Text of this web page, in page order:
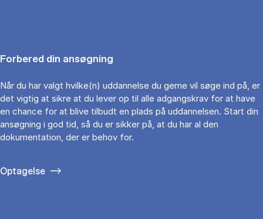
Forbered din ansøgning
Når du har valgt hvilke(n) uddannelse du gerne vil søge ind på, er
det vigtig at sikre at du lever op til alle adgangskrav for at have
en chance for at blive tilbudt en plads på uddannelsen. Start din
ansøgning i god tid, så du er sikker på, at du har al den
dokumentation, der er behov for.
Optagelse